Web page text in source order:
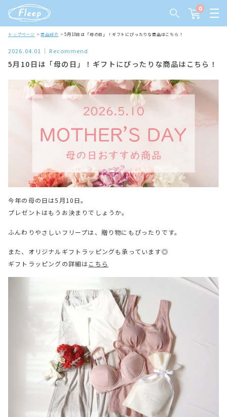
0
トップページ 商品紹介 5月10日は「母の日」！ギフトにぴったりな商品はこちら！
2026.04.01 Recommend
5月10日は「母の日」！ギフトにぴったりな商品はこちら！
今年の母の日は5月10日。
プレゼントはもうお決まりでしょうか。
ふんわりやさしいフリープは、贈り物にもぴったりです。
また、オリジナルギフトラッピングも承っています◎
ギフトラッピングの詳細はこちら